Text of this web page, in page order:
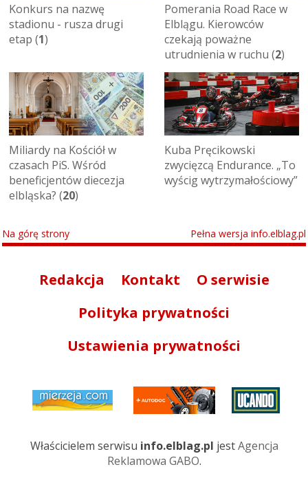
Konkurs na nazwę
stadionu - rusza drugi
etap (1)
Pomerania Road Race w
Elblągu. Kierowców
czekają poważne
utrudnienia w ruchu (2)
Miliardy na Kościół w
czasach PiS. Wśród
beneficjentów diecezja
elbląska? (20)
Kuba Pręcikowski
zwycięzcą Endurance. „To
wyścig wytrzymałościowy”
Na górę strony Pełna wersja info.elblag.pl
Redakcja Kontakt
O serwisie
Polityka prywatności
Ustawienia prywatności
Właścicielem serwisu info.elblag.pl jestAgencja
Reklamowa GABO.